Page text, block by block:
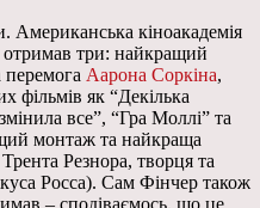
Американська кіноакадемія
отримав три: найкращий
перемога Аарона Соркіна,
фільмів як “Декілька
все”, “Гра Моллі” та
монтаж та найкраща
Резнора, творця та
Росса). Сам Фінчер також
– сподіваємось, що це